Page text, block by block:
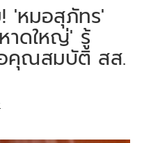
'หมอสุภัทร'
าดใหญ่' รู้
คุณสมบัติ สส.